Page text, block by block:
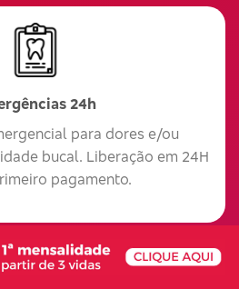
24h
para dores e/ou
bucal. Liberação em 24H
pagamento.